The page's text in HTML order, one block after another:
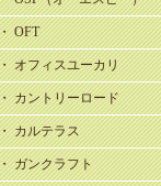
・ OFT
・ オフィスユーカリ
・ カントリーロード
・ カルテラス
・ ガンクラフト